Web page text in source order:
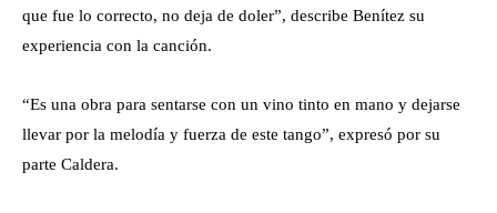
que fue lo correcto, no deja de doler”, describe Benítez su
experiencia con la canción.
“Es una obra para sentarse con un vino tinto en mano y dejarse
llevar por la melodía y fuerza de este tango”, expresó por su
parte Caldera.